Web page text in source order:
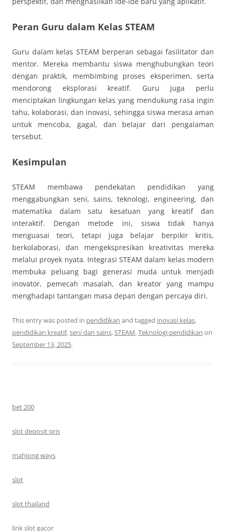
Peran Guru dalam Kelas STEAM
Guru dalam kelas STEAM berperan sebagai fasilitator dan
mentor. Mereka membantu siswa menghubungkan teori
dengan praktik, membimbing proses eksperimen, serta
mendorong eksplorasi kreatif. Guru juga perlu
menciptakan lingkungan kelas yang mendukung rasa ingin
tahu, kolaborasi, dan inovasi, sehingga siswa merasa aman
untuk mencoba, gagal, dan belajar dari pengalaman
tersebut.
Kesimpulan
STEAM membawa pendekatan pendidikan yang
menggabungkan seni, sains, teknologi, engineering, dan
matematika dalam satu kesatuan yang kreatif dan
interaktif. Dengan metode ini, siswa tidak hanya
menguasai teori, tetapi juga belajar berpikir kritis,
berkolaborasi, dan mengekspresikan kreativitas mereka
melalui proyek nyata. Integrasi STEAM dalam kelas modern
membuka peluang bagi generasi muda untuk menjadi
inovator, pemecah masalah, dan kreator yang mampu
menghadapi tantangan masa depan dengan percaya diri.
This entry was posted in pendidikan and tagged inovasi kelas,
pendidikan kreatif,seni dan sains, STEAM,Teknologi pendidikan on
September 13, 2025.
bet 200
slot deposit qris
mahjong ways
slot
slot thailand
link slot gacor